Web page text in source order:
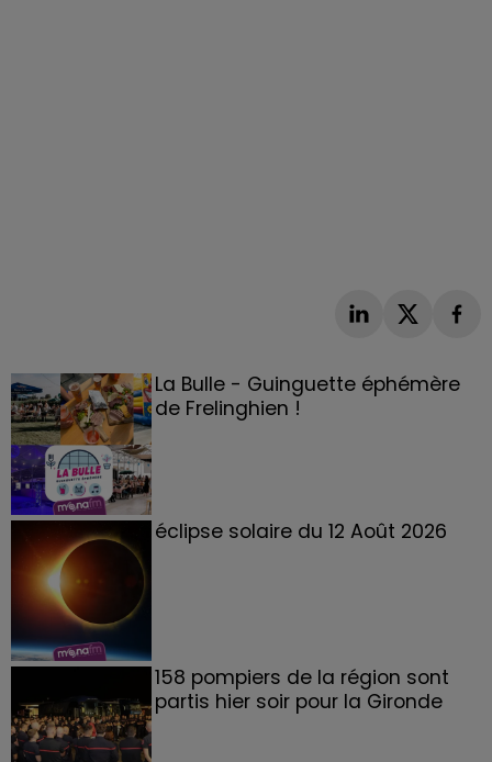
La Bulle - Guinguette éphémère
de Frelinghien !
éclipse solaire du 12 Août 2026
158 pompiers de la région sont
partis hier soir pour la Gironde